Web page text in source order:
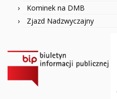
Kominek na DMB
Zjazd Nadzwyczajny